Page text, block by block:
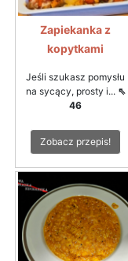
Zapiekanka z
kopytkami
Jeśli szukasz pomysłu
na sycący, prosty i... ⇖
46
Zobacz przepis!